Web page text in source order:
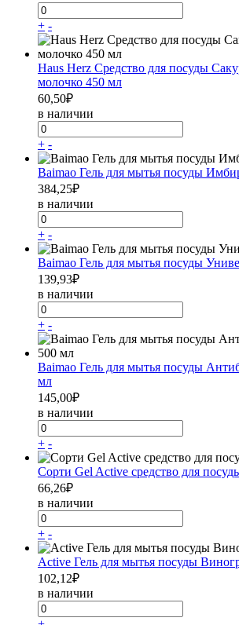
+ -
Haus Herz Средство для посуды
молочко 450 мл
60,50₽
в наличии
+ -
Baimao Гель для мытья посуды
384,25₽
в наличии
+ -
Baimao Гель для мытья посуды
139,93₽
в наличии
+ -
Baimao Гель для мытья посуды
мл
145,00₽
в наличии
+ -
Сорти Gel Active средство для
66,26₽
в наличии
+ -
Active Гель для мытья посуды
102,12₽
в наличии